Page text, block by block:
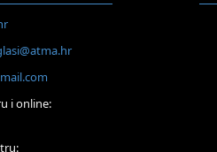
i online: